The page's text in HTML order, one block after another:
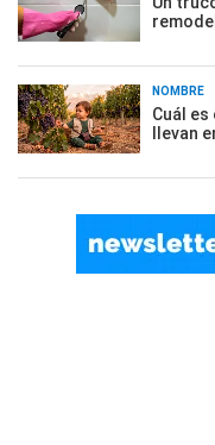
NOMBRE
Cuál
llevan